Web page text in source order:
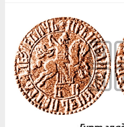
Полушка
Полполушки
Пробные
Для Речи Посполитой
Монетовидные жетоны
ЕКАТЕРИНА I 1725-1727
1727-1729